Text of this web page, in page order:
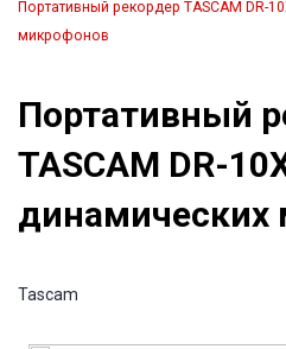
Портативный рекордер TASCAM DR-
микрофонов
Портативный
TASCAM DR-
динамических
Tascam